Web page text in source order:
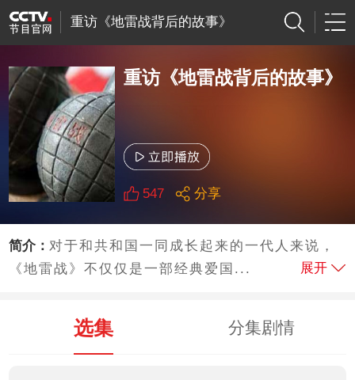
重访《地雷战背后的故事》
重访《地雷战背后的故事》
547 分享
简介：对于和共和国一同成长起来的一代人来说，
《地雷战》不仅仅是一部经典爱国...
展开
选集 分集剧情